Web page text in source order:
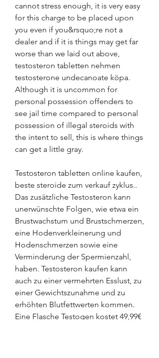
cannot stress enough, it is very easy
for this charge to be placed upon
you even if you&rsquo;re not a
dealer and if it is things may get far
worse than we laid out above,
testosteron tabletten nehmen
testosterone undecanoate köpa.
Although it is uncommon for
personal possession offenders to
see jail time compared to personal
possession of illegal steroids with
the intent to sell, this is where things
can get a little gray.
Testosteron tabletten online kaufen,
beste steroide zum verkauf zyklus..
Das zusätzliche Testosteron kann
unerwünschte Folgen, wie etwa ein
Brustwachstum und Brustschmerzen,
eine Hodenverkleinerung und
Hodenschmerzen sowie eine
Verminderung der Spermienzahl,
haben. Testosteron kaufen kann
auch zu einer vermehrten Esslust, zu
einer Gewichtszunahme und zu
erhöhten Blutfettwerten kommen.
Eine Flasche Testogen kostet 49,99€